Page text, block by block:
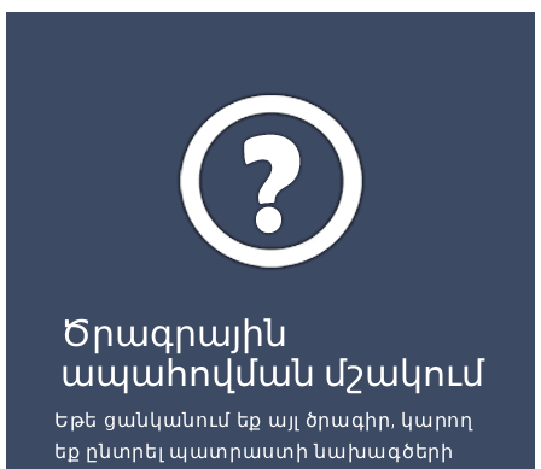
Ծրագրային
ապահովման մշակում
Եթե ցանկանում եք այլ ծրագիր, կարող
եք ընտրել պատրաստի նախագծերի